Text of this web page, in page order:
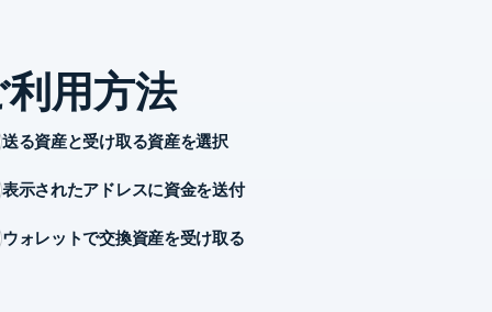
利用方法
送る資産と受け取る資産を選択
表示されたアドレスに資金を送付
ウォレットで交換資産を受け取る